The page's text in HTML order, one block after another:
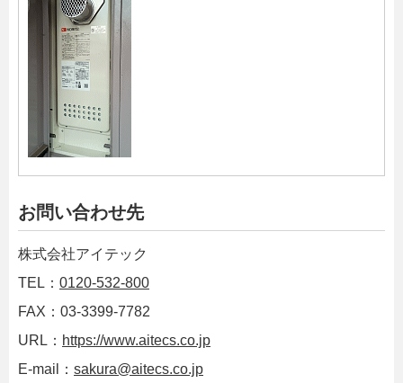
お問い合わせ先
株式会社アイテック
TEL： 0120-532-800
FAX：03-3399-7782
URL： https://www.aitecs.co.jp
E-mail： sakura@aitecs.co.jp